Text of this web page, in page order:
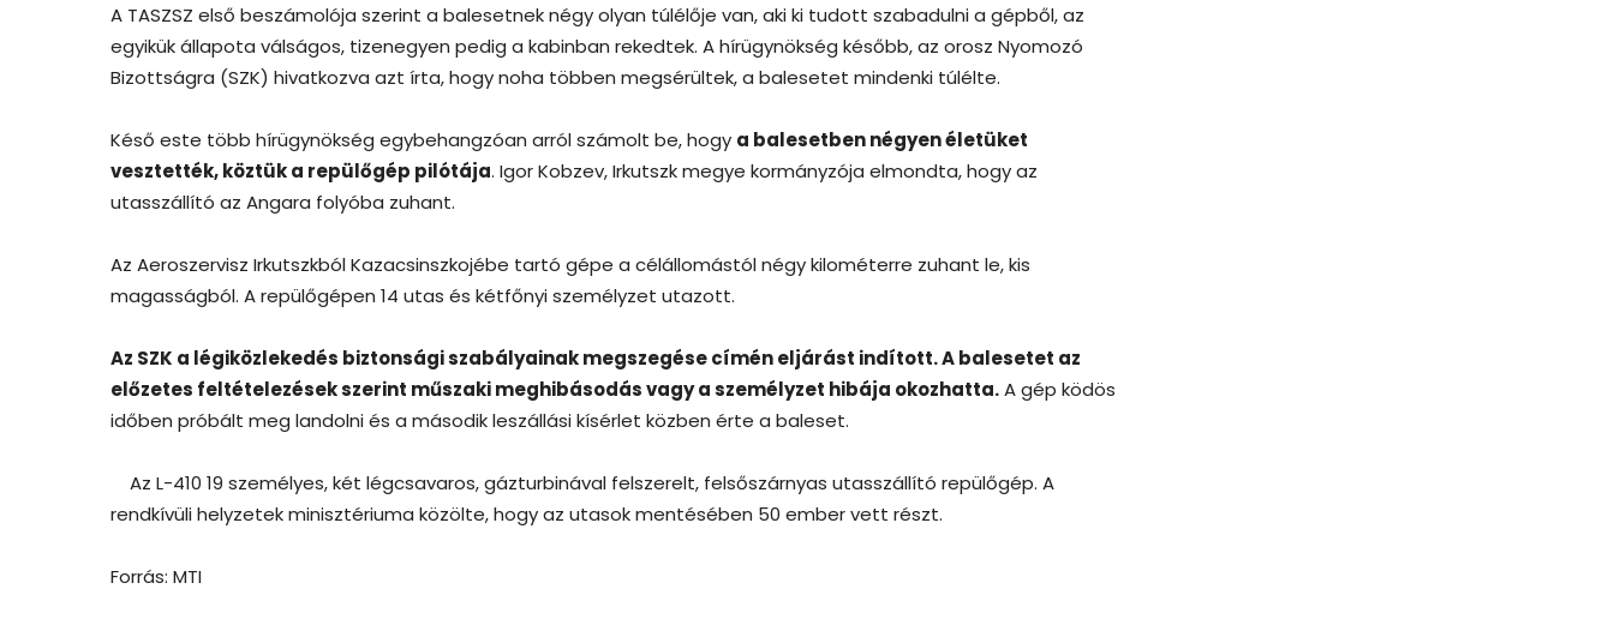
A TASZSZ első beszámolója szerint a balesetnek négy olyan túlélője van, aki ki tudott szabadulni a gépből, az
egyikük állapota válságos, tizenegyen pedig a kabinban rekedtek. A hírügynökség később, az orosz Nyomozó
Bizottságra (SZK) hivatkozva azt írta, hogy noha többen megsérültek, a balesetet mindenki túlélte.
Késő este több hírügynökség egybehangzóan arról számolt be, hogy a balesetben négyen életüket
vesztették, köztük a repülőgép pilótája. Igor Kobzev, Irkutszk megye kormányzója elmondta, hogy az
utasszállító az Angara folyóba zuhant.
Az Aeroszervisz Irkutszkból Kazacsinszkojébe tartó gépe a célállomástól négy kilométerre zuhant le, kis
magasságból. A repülőgépen 14 utas és kétfőnyi személyzet utazott.
Az SZK a légiközlekedés biztonsági szabályainak megszegése címén eljárást indított. A balesetet az
előzetes feltételezések szerint műszaki meghibásodás vagy a személyzet hibája okozhatta.A gép ködös
időben próbált meg landolni és a második leszállási kísérlet közben érte a baleset.
Az L-410 19 személyes, két légcsavaros, gázturbinával felszerelt, felsőszárnyas utasszállító repülőgép. A
rendkívüli helyzetek minisztériuma közölte, hogy az utasok mentésében 50 ember vett részt.
Forrás: MTI